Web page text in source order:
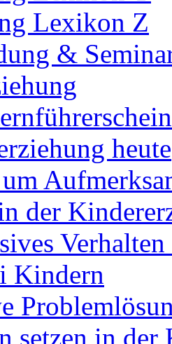
Lexikon Z
&
heute
der
Kindern
setzen in